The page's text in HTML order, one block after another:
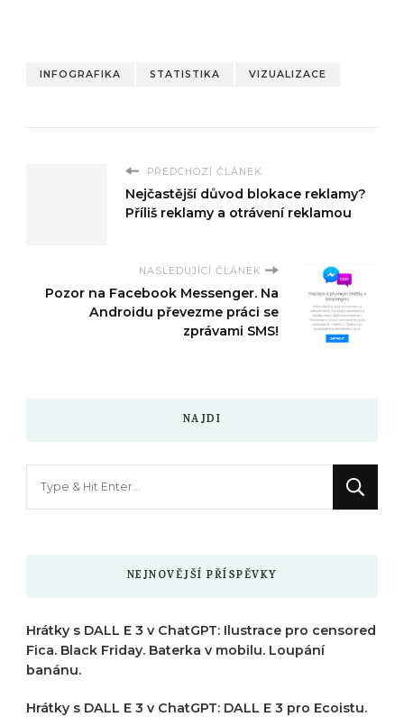
INFOGRAFIKA STATISTIKA VIZUALIZACE
PŘEDCHOZÍ ČLÁNEK
Nejčastější důvod blokace reklamy?
Příliš reklamy a otrávení reklamou
NASLEDUJÍCÍ ČLÁNEK
Pozor na Facebook Messenger. Na
Androidu převezme práci se
zprávami SMS!
NAJDI
NEJNOVĚJŠÍ PŘÍSPĚVKY
Hrátky s DALL E 3 v ChatGPT: Ilustrace pro censored
Fica. Black Friday. Baterka v mobilu. Loupání
banánu.
Hrátky s DALL E 3 v ChatGPT: DALL E 3 pro Ecoistu.